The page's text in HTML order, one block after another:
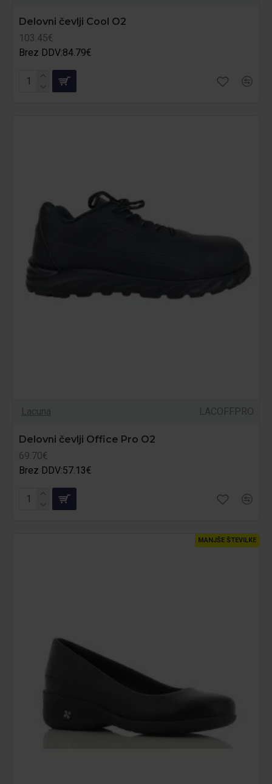
Delovni čevlji Cool O2
103.45€
Brez DDV:84.79€
Lacuna LACOFFPRO
Delovni čevlji Office Pro O2
69.70€
Brez DDV:57.13€
MANJŠE ŠTEVILKE